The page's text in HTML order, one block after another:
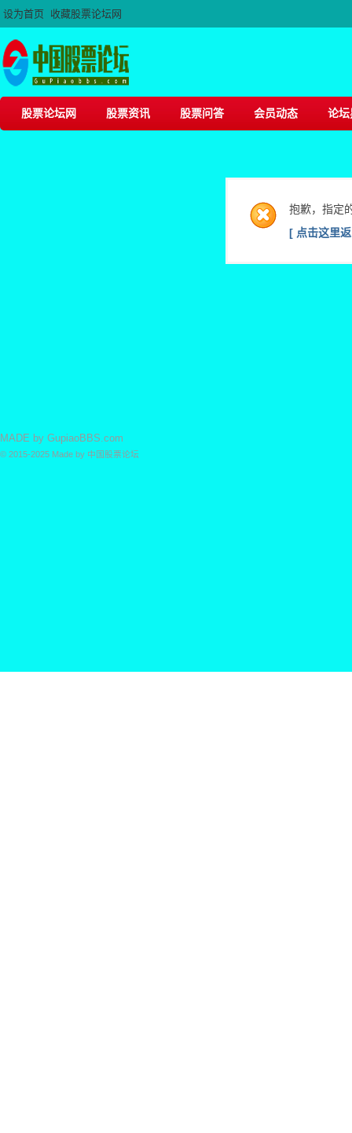
设为首页 收藏股票论坛网
股票论坛网 股票资讯 股票问答 会员动态 论坛
抱歉，指定
[ 点击这里
MADE by GupiaoBBS.com
© 2015-2025 Made by 中国股票论坛